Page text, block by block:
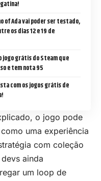
of Ada vai poder ser testado,
os dias 12 e 19 de
jogo grátis do Steam que
e tem nota 95
com os jogos grátis de
o jogo pode
uma experiência
com coleção
ainda
um loop de